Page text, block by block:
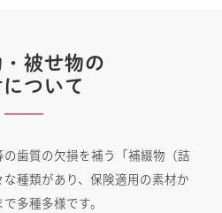
被せ物の
ついて
歯質の欠損を補う「補綴物（詰
種類があり、 保険適用の素材か
多種多様です。